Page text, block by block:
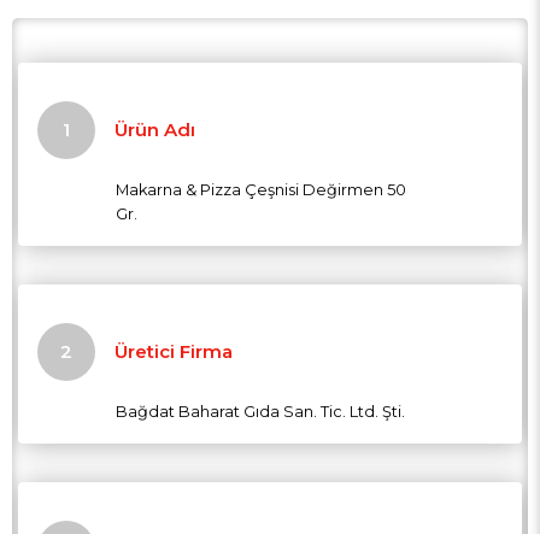
Ürün Adı
Makarna & Pizza Çeşnisi Değirmen 50
Gr.
Üretici Firma
Bağdat Baharat Gıda San. Tic. Ltd. Şti.